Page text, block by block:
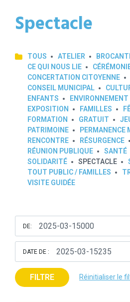
Spectacle
TOUS ATELIER
CE QUI NOUS LIE
CONCERTATION CITOYENNE
CONSEIL MUNICIPAL
ENFANTS
ENVIRONNEMENT
EXPOSITION
FAMILLES
FORMATION
GRATUIT
PATRIMOINE
PERMANENCE
RENCONTRE
RÉSURGENCE
RÉUNION PUBLIQUE
SANTÉ
SOLIDARITÉ
SPECTACLE
TOUT PUBLIC / FAMILLES
VISITE GUIDÉE
DE:
DATE DE :
FILTRE Réinitialiser le